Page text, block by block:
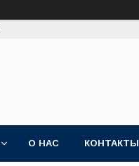
О НАС КОНТАКТЫ